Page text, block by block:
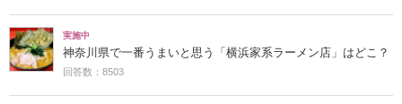
実施中
神奈川県で一番うまいと思う「横浜家系ラーメン店」はどこ？
回答数：8503